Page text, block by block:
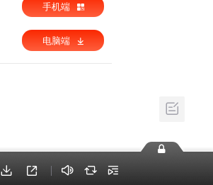
手机端
电脑端